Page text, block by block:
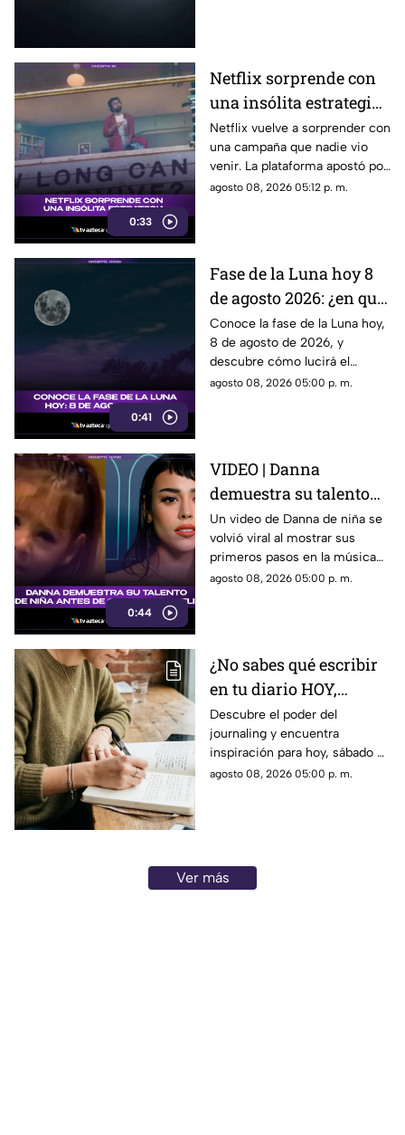
0:33
Netflix sorprende con
una insólita estrategia
para promocionar su
nuevo thriller
Netflix vuelve a sorprender con
una campaña que nadie vio
venir. La plataforma apostó por
una estrategia tan inusual
Descubre todos los detalles.
agosto 08, 2026 05:12 p. m.
0:41
Fase de la Luna hoy 8
de agosto 2026: ¿en qué
etapa lunar estará esta
noche?
Conoce la fase de la Luna hoy,
8 de agosto de 2026, y
descubre cómo lucirá el
satélite natural durante esta
agosto 08, 2026 05:00 p. m.
0:44
VIDEO | Danna
demuestra su talento
desde niña antes de su
colaboración con
Belinda.
Un video de Danna de niña se
volvió viral al mostrar sus
primeros pasos en la música
antes de su colaboración con
agosto 08, 2026 05:00 p. m.
¿No sabes qué escribir
en tu diario HOY,
sábado 8 de junio de
2026? Usa este journal
prompt
Descubre el poder del
journaling y encuentra
inspiración para hoy, sábado 8
de junio de 2026. Un prompt
agosto 08, 2026 05:00 p. m.
Ver más